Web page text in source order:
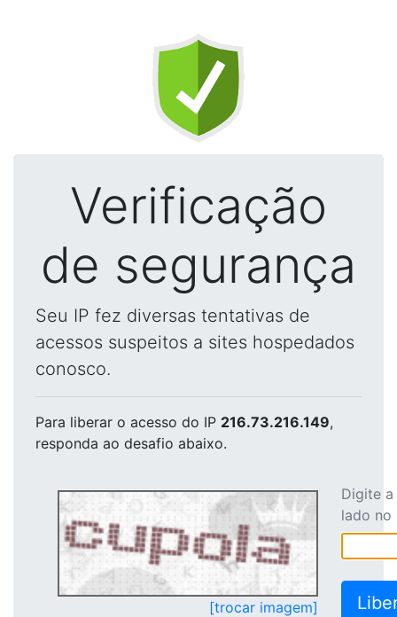
Verificação
de segurança
Seu IP fez diversas tentativas de
acessos suspeitos a sites hospedados
conosco.
Para liberar o acesso do IP 216.73.216.149,
responda ao desafio abaixo.
[trocar imagem]
Digite
lado no